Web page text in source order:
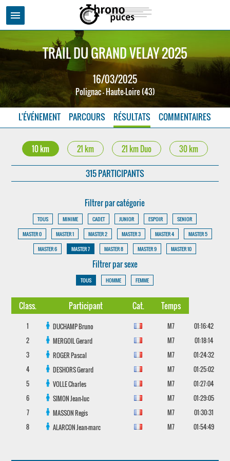
menu
TRAIL DU GRAND VELAY 2025
16/03/2025
Polignac - Haute-Loire (43)
L'ÉVÉNEMENT PARCOURS RÉSULTATS COMMENTAIRES
10 km 21 km 21 km Duo 30 km
315 PARTICIPANTS
Filtrer par catégorie
TOUS MINIME CADET JUNIOR ESPOIR
SENIOR
MASTER 0
MASTER 1 MASTER 2 MASTER 3 MASTER 4
MASTER 5
MASTER 6
MASTER 7 MASTER 8 MASTER 9 MASTER 10
Filtrer par sexe
TOUS HOMME FEMME
Class. Participant Cat. Temps
1 DUCHAMPBruno M7
01:16:42
2
MERGOILGerard M7
01:18:14
3
ROGERPascal M7
01:24:32
4
DESHORSGerard M7
01:25:02
5
VOLLECharles M7
01:27:04
6
SIMONJean-luc M7
01:29:05
7
MASSONRegis M7
01:30:31
8
ALARCONJean-marc M7 01:54:49